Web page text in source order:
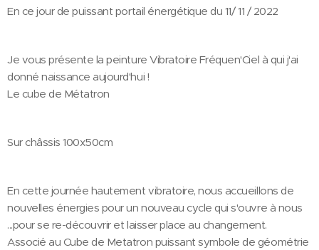
En ce jour de puissant portail énergétique du 11/ 11 / 2022
Je vous présente la peinture Vibratoire Fréquen'Ciel à qui j'ai
donné naissance aujourd'hui !
Le cube de Métatron
Sur châssis 100x50cm
En cette journée hautement vibratoire, nous accueillons de
nouvelles énergies pour un nouveau cycle qui s'ouvre à nous
...pour se re-découvrir et laisser place au changement.
Associé au Cube de Metatron puissant symbole de géométrie